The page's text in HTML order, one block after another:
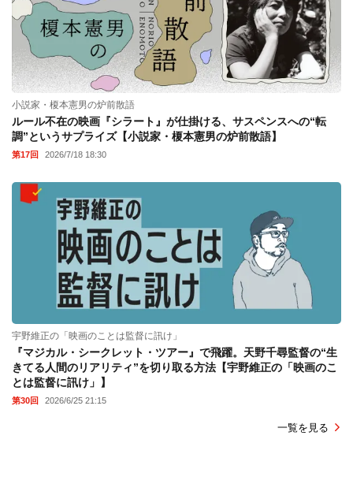
小説家・榎本憲男の炉前散語
ルール不在の映画『シラート』が仕掛ける、サスペンスへの“転
調”というサプライズ【小説家・榎本憲男の炉前散語】
第17回 2026/7/18 18:30
宇野維正の「映画のことは監督に訊け」
『マジカル・シークレット・ツアー』で飛躍。天野千尋監督の“生
きてる人間のリアリティ”を切り取る方法【宇野維正の「映画のこ
とは監督に訊け」】
第30回 2026/6/25 21:15
一覧を見る